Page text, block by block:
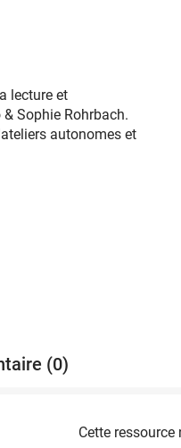
lecture et
Sophie Rohrbach.
autonomes et
(0)
Cette ressource